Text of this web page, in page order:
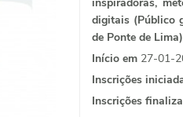
digitais (Público
de Ponte de Lima)
Início em 27-01-
Inscrições
Inscrições